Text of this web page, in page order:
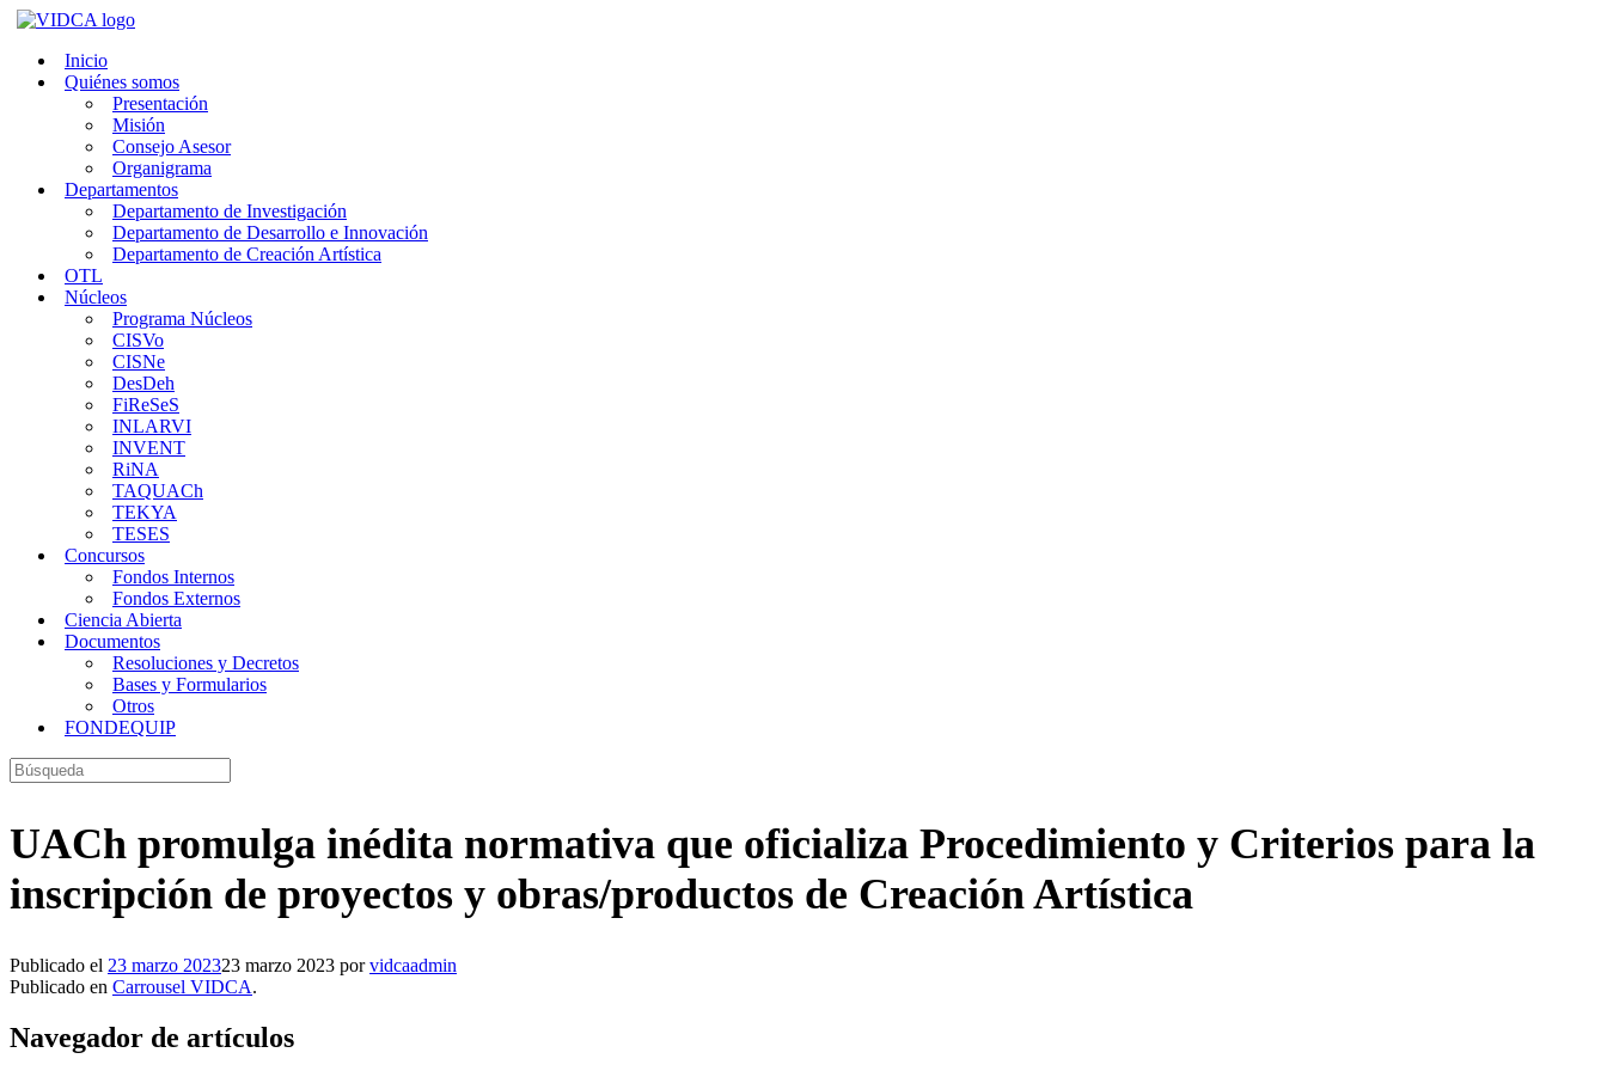
Saltar
contenidoInicio
Quiénes somos
Presentación
Misión
Consejo Asesor
Organigrama
Departamentos
Departamento de Investigación
Departamento de Desarrollo e Innovación
Departamento de Creación Artística
OTL
Núcleos
Programa Núcleos
CISVo
CISNe
DesDeh
FiReSeS
INLARVI
INVENT
RiNA
TAQUACh
TEKYA
TESES
Concursos
Fondos Internos
Fondos Externos
Ciencia Abierta
Documentos
Resoluciones y Decretos
Bases y Formularios
Otros
FONDEQUIP
Buscar:
UACh promulga inédita normativa que oficializa Procedimiento y Criterios para la
inscripción de proyectos y obras/productos de Creación Artística
Publicado el 23 marzo 202323 marzo 2023 porvidcaadmin
Publicado en Carrousel VIDCA.
Navegador de artículos